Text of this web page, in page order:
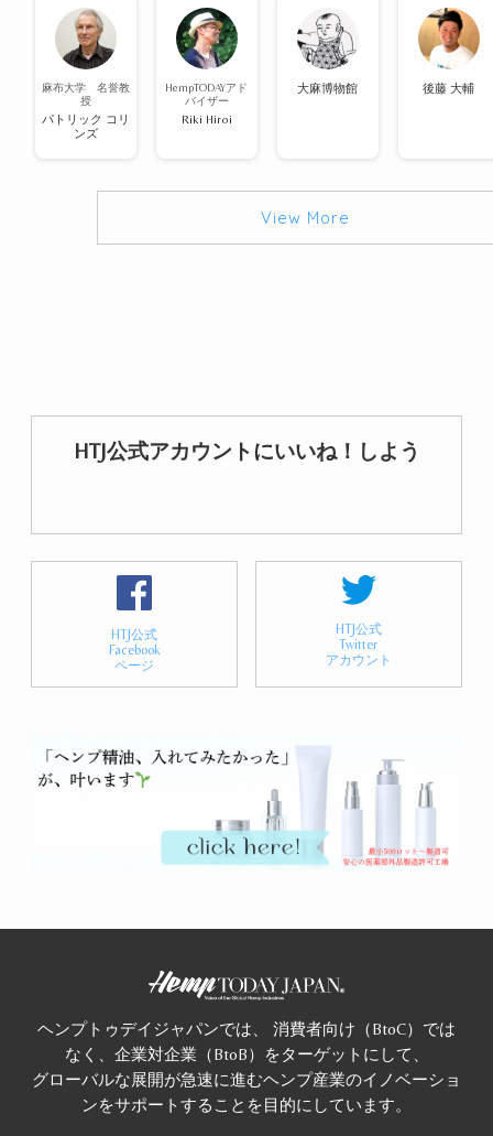
麻布大学 名誉教
授
パトリック コリ
ンズ
HempTODAYアド
バイザー
Riki Hiroi
大麻博物館 後藤 大輔
View More
HTJ公式アカウントにいいね！しよう
HTJ公式
Facebook
ページ
HTJ公式
Twitter
アカウント
ヘンプトゥデイジャパンでは、 消費者向け（BtoC）では
なく、企業対企業（BtoB）をターゲットにして、
グローバルな展開が急速に進むヘンプ産業のイノベーショ
ンをサポートすることを目的にしています。